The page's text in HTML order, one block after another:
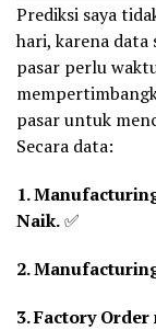
Prediksi saya
hari, karena data
pasar perlu
pasar untuk
Secara data:
1.
Naik.✅
2.
3. Factory Order